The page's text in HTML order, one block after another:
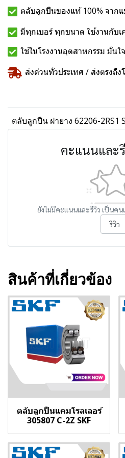
ตลับลูกปืนของแท้ 100% จาก
มีทุกเบอร์ ทุกขนาด ใช้งานกับเ
ใช้ในโรงงานอุตสาหกรรม มั่น
ส่งด่วนทั่วประเทศ / ส่งตรงถึง
ตลับลูกปืน ฝายาง 62206-2RS1
คะแนนและ
ยังไม่มีคะแนนและรีวิว เป็นค
รีวิว
สินค้าที่เกี่ยวข้อง
ตลับลูกปืนแคมโรลเลอร์
305807 C-2Z SKF